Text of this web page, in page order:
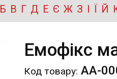
Б В Г Д Е Є Ж З І Ї Й
Емофікс
Код товару: АА-